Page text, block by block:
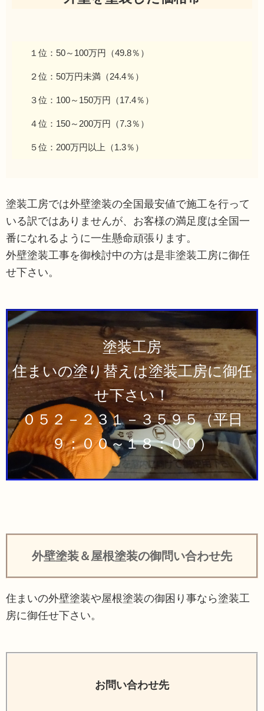
１位：50～100万円（49.8％）
２位：50万円未満（24.4％）
３位：100～150万円（17.4％）
４位：150～200万円（7.3％）
５位：200万円以上（1.3％）
塗装工房では外壁塗装の全国最安値で施工を行って
いる訳ではありませんが、お客様の満足度は全国一
番になれるように一生懸命頑張ります。
外壁塗装工事を御検討中の方は是非塗装工房に御任
せ下さい。
塗装工房
住まいの塗り替えは塗装工房に御任
せ下さい！
０５２－２３１－３５９５（平日
９：００～１８：００）
外壁塗装＆屋根塗装の御問い合わせ先
住まいの外壁塗装や屋根塗装の御困り事なら塗装工
房に御任せ下さい。
お問い合わせ先